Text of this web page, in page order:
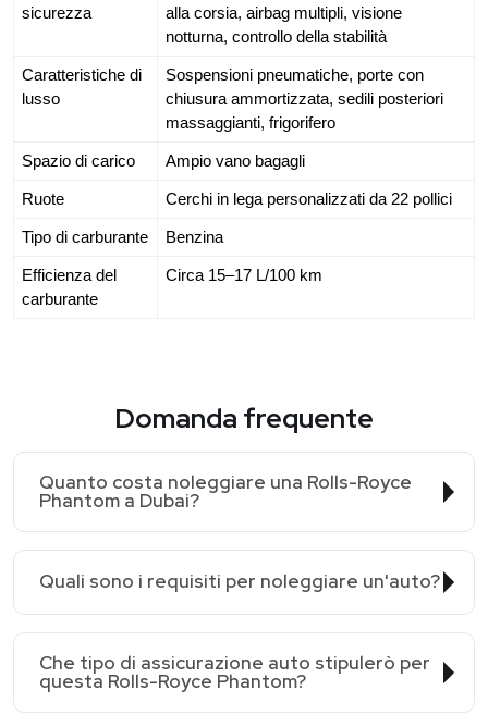
sicurezza
alla corsia, airbag multipli, visione
notturna, controllo della stabilità
Caratteristiche di
lusso
Sospensioni pneumatiche, porte con
chiusura ammortizzata, sedili posteriori
massaggianti, frigorifero
Spazio di carico Ampio vano bagagli
Ruote Cerchi in lega personalizzati da 22 pollici
Tipo di carburante Benzina
Efficienza del
carburante
Circa 15–17 L/100 km
Domanda frequente
Quanto costa noleggiare una Rolls-Royce
Phantom a Dubai?
Quali sono i requisiti per noleggiare un'auto?
Che tipo di assicurazione auto stipulerò per
questa Rolls-Royce Phantom?